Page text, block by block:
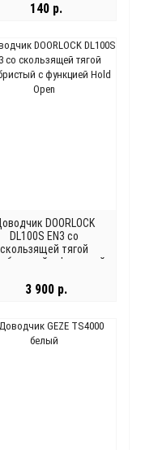
140 р.
DOORLOCK
DL100S EN3 со
скользящей тягой
с функцией
3 900 р.